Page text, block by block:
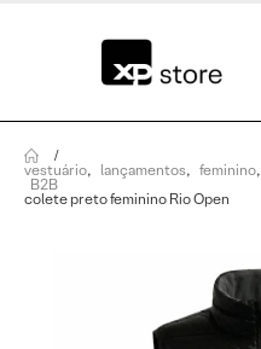
vestuário, lançamentos, feminino,
B2B
colete preto feminino Rio Open